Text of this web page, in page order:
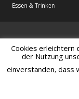
Essen & Trinken
Cookies erleichtern
der Nutzung
einverstanden, dass